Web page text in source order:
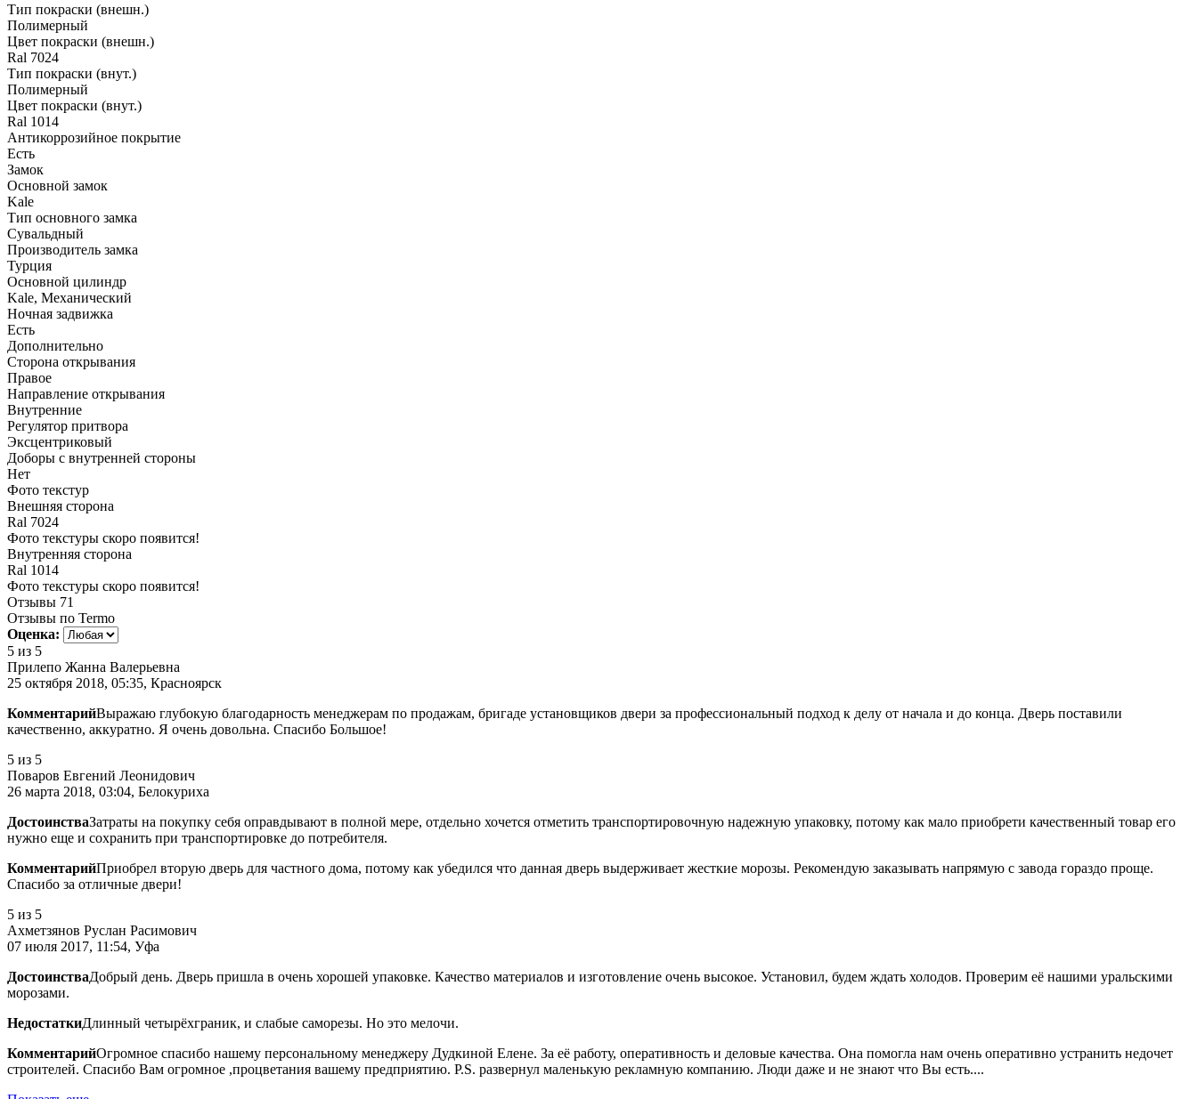
Тип покраски (внешн.)
Полимерный
Цвет покраски (внешн.)
Ral 7024
Тип покраски (внут.)
Полимерный
Цвет покраски (внут.)
Ral 1014
Антикоррозийное покрытие
Есть
Замок
Основной замок
Kale
Тип основного замка
Сувальдный
Производитель замка
Турция
Основной цилиндр
Kale, Механический
Ночная задвижка
Есть
Дополнительно
Сторона открывания
Правое
Направление открывания
Внутренние
Регулятор притвора
Эксцентриковый
Доборы с внутренней стороны
Нет
Фото текстур
Внешняя сторона
Ral 7024
Фото текстуры скоро появится!
Внутренняя сторона
Ral 1014
Фото текстуры скоро появится!
Отзывы 71
Отзывы по Termo
Оценка:
5 из 5
Прилепо Жанна Валерьевна
25 октября 2018, 05:35, Красноярск
КомментарийВыражаю глубокую благодарность менеджерам по продажам, бригаде установщиков двери за профессиональный подход к делу от начала и до конца. Дверь поставили
качественно, аккуратно. Я очень довольна. Спасибо Большое!
5 из 5
Поваров Евгений Леонидович
26 марта 2018, 03:04, Белокуриха
ДостоинстваЗатраты на покупку себя оправдывают в полной мере, отдельно хочется отметить транспортировочную надежную упаковку, потому как мало приобрети качественный товар его
нужно еще и сохранить при транспортировке до потребителя.
КомментарийПриобрел вторую дверь для частного дома, потому как убедился что данная дверь выдерживает жесткие морозы. Рекомендую заказывать напрямую с завода гораздо проще.
Спасибо за отличные двери!
5 из 5
Ахметзянов Руслан Расимович
07 июля 2017, 11:54, Уфа
ДостоинстваДобрый день. Дверь пришла в очень хорошей упаковке. Качество материалов и изготовление очень высокое. Установил, будем ждать холодов. Проверим её нашими уральскими
морозами.
НедостаткиДлинный четырёхграник, и слабые саморезы. Но это мелочи.
КомментарийОгромное спасибо нашему персональному менеджеру Дудкиной Елене. За её работу, оперативность и деловые качества. Она помогла нам очень оперативно устранить недочет
строителей. Спасибо Вам огромное ,процветания вашему предприятию. P.S. развернул маленькую рекламную компанию. Люди даже и не знают что Вы есть....